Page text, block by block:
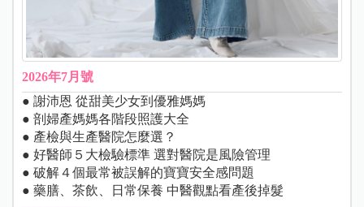
2026年7月號
● 謝沛恩 從甜美少女到優雅媽媽
● 剖婦產媽媽各階段照護大全
● 產檢與生產醫院怎麼選？
● 好醫師５大檢驗標準 選對醫院是風險管理
● 破解４個最常被誤解的寶寶安全感問題
● 藥膳、茶飲、日常保養 中醫觀點看產後掉髮